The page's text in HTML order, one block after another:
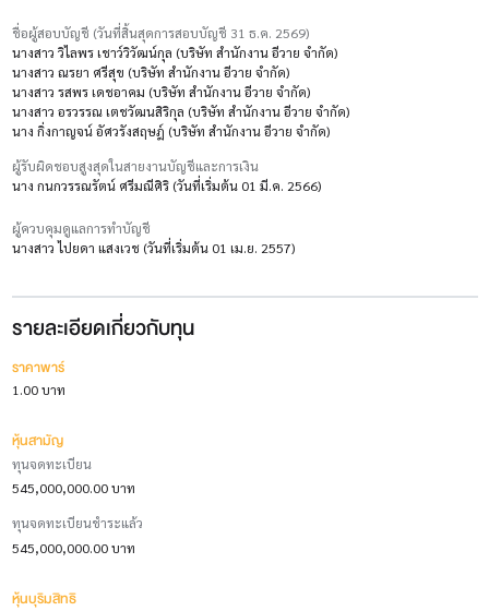
ชื่อผู้สอบบัญชี (วันที่สิ้นสุดการสอบบัญชี 31 ธ.ค. 2569)
นางสาว วิไลพร เชาว์วิวัฒน์กุล (บริษัท สำนักงาน อีวาย จำกัด)
นางสาว ณรยา ศรีสุข (บริษัท สำนักงาน อีวาย จำกัด)
นางสาว รสพร เดชอาคม (บริษัท สำนักงาน อีวาย จำกัด)
นางสาว อรวรรณ เตชวัฒนสิริกุล (บริษัท สำนักงาน อีวาย จำกัด)
นาง กิ่งกาญจน์ อัศวรังสฤษฎ์ (บริษัท สำนักงาน อีวาย จำกัด)
ผู้รับผิดชอบสูงสุดในสายงานบัญชีและการเงิน
นาง กนกวรรณรัตน์ ศรีมณีศิริ (วันที่เริ่มต้น 01 มี.ค. 2566)
ผู้ควบคุมดูแลการทำบัญชี
นางสาว ไปยดา แสงเวช (วันที่เริ่มต้น 01 เม.ย. 2557)
รายละเอียดเกี่ยวกับทุน
ราคาพาร์
1.00 บาท
หุ้นสามัญ
ทุนจดทะเบียน
545,000,000.00 บาท
ทุนจดทะเบียนชำระแล้ว
545,000,000.00 บาท
หุ้นบุริมสิทธิ